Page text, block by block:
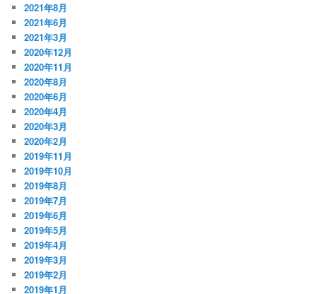
2021年8月
2021年6月
2021年3月
2020年12月
2020年11月
2020年8月
2020年6月
2020年4月
2020年3月
2020年2月
2019年11月
2019年10月
2019年8月
2019年7月
2019年6月
2019年5月
2019年4月
2019年3月
2019年2月
2019年1月